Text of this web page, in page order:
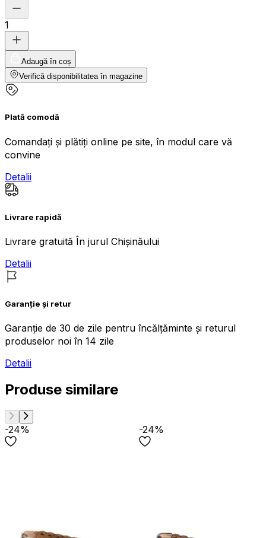
1
Adaugă în coș
Verifică disponibilitatea în magazine
Plată comodă
Comandați și plătiți online pe site, în modul care vă
convine
Detalii
Livrare rapidă
Livrare gratuită În jurul Chișinăului
Detalii
Garanție și retur
Garanție de 30 de zile pentru încălțăminte și returul
produselor noi în 14 zile
Detalii
Produse similare
-24% -24%